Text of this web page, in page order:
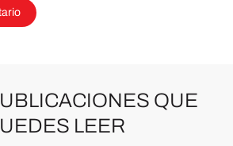
QUE
LEER